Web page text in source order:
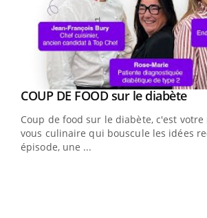
Youtube
COUP DE FOOD sur le diabète
Coup de food sur le diabète, c'est votre
vous culinaire qui bouscule les idées
épisode, une ...